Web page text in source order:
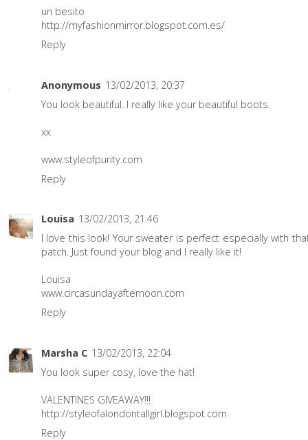
un besito
http://myfashionmirror.blogspot.com.es/
Reply
Anonymous 13/02/2013, 20:37
You look beautiful. I really like your beautiful boots.
xx
www.styleofpurity.com
Reply
Louisa 13/02/2013, 21:46
I love this look! Your sweater is perfect especially with
patch. Just found your blog and I really like it!
Louisa
www.circasundayafternoon.com
Reply
Marsha C 13/02/2013, 22:04
You look super cosy, love the hat!
VALENTINES GIVEAWAY!!!
http://styleofalondontallgirl.blogspot.com
Reply